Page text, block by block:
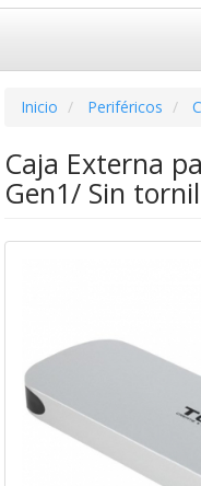
Inicio Periféricos
Caja Externa
Gen1/ Sin